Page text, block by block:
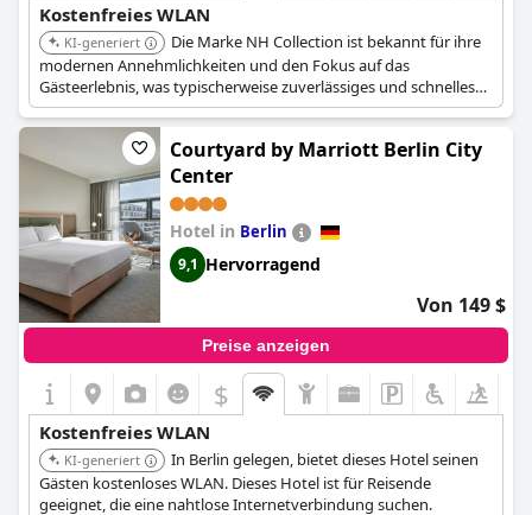
Kostenfreies WLAN
KI-generiert
Die Marke NH Collection ist bekannt für ihre
modernen Annehmlichkeiten und den Fokus auf das
Gästeerlebnis, was typischerweise zuverlässiges und schnelles
WLAN umfasst. Das „City“ im Namen weist auf eine zentrale
Lage hin, die für Geschäfts- und Freizeitreisende geeignet ist, die
eine gute Konnektivität benötigen.Courtyard by Marriott Berlin City
Center
Hotel in Berlin
9,1 Hervorragend
Von 149 $
Preise anzeigen
$
Kostenfreies WLAN
KI-generiert
In Berlin gelegen, bietet dieses Hotel seinen
Gästen kostenloses WLAN. Dieses Hotel ist für Reisende
geeignet, die eine nahtlose Internetverbindung suchen.